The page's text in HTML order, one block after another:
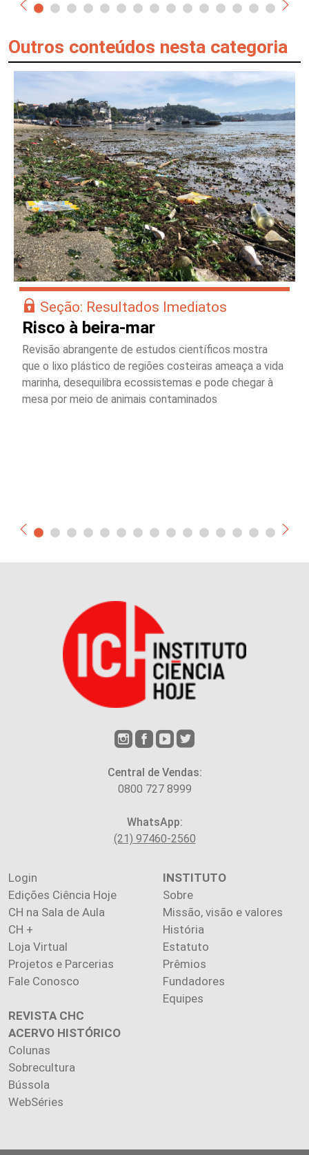
Outros conteúdos nesta categoria
Seção: Resultados Imediatos
Risco à beira-mar
Revisão abrangente de estudos científicos mostra
que o lixo plástico de regiões costeiras ameaça a vida
marinha, desequilibra ecossistemas e pode chegar à
mesa por meio de animais contaminados
Central de Vendas:
0800 727 8999
WhatsApp:
(21) 97460-2560
Login
Edições Ciência Hoje
CH na Sala de Aula
CH +
Loja Virtual
Projetos e Parcerias
Fale Conosco
INSTITUTO
Sobre
Missão, visão e valores
História
Estatuto
Prêmios
Fundadores
Equipes
REVISTA CHC
ACERVO HISTÓRICO
Colunas
Sobrecultura
Bússola
WebSéries